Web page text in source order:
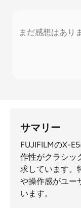
まだ感想はあり
サマリー
FUJIFILMのX-
作性がクラシッ
求しています。
や操作感がユー
います。